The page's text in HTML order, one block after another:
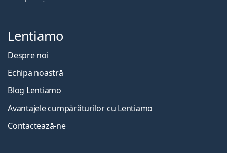
Lentiamo
Despre noi
Echipa noastră
Blog Lentiamo
Avantajele cumpărăturilor cu Lentiamo
Contactează-ne